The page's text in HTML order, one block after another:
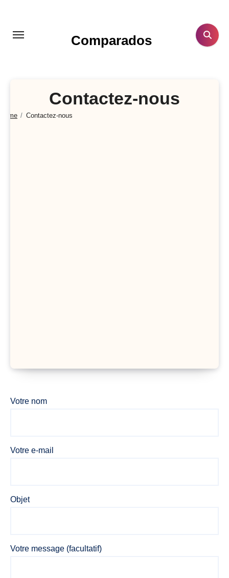
contenu
Comparados
Contactez-nous
Home Contactez-nous
Votre nom
Votre e-mail
Objet
Votre message (facultatif)